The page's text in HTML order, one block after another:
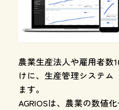
農業生産法人や雇用者数
けに、生産管理システム
ます。
AGRIOSは、農業の数値